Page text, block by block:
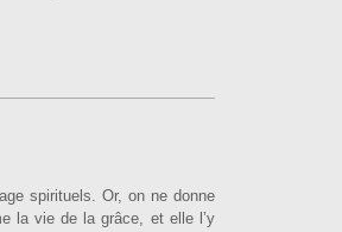
spirituels. Or, on ne donne
la vie de la grâce, et elle l’y